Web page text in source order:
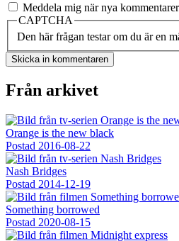
Meddela mig när nya
CAPTCHA
Den här frågan testar om du är en
Från arkivet
Orange is the new black
Postad 2016-08-22
Nash Bridges
Postad 2014-12-19
Something borrowed
Postad 2020-08-15